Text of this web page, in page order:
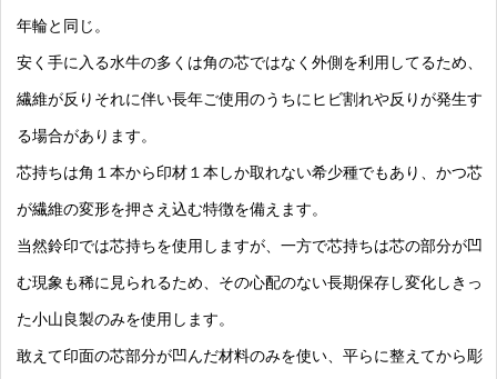
年輪と同じ。
安く手に入る水牛の多くは角の芯ではなく外側を利用してるため、
繊維が反りそれに伴い長年ご使用のうちにヒビ割れや反りが発生す
る場合があります。
芯持ちは角１本から印材１本しか取れない希少種でもあり、かつ芯
が繊維の変形を押さえ込む特徴を備えます。
当然鈴印では芯持ちを使用しますが、一方で芯持ちは芯の部分が凹
む現象も稀に見られるため、その心配のない長期保存し変化しきっ
た小山良製のみを使用します。
敢えて印面の芯部分が凹んだ材料のみを使い、平らに整えてから彫